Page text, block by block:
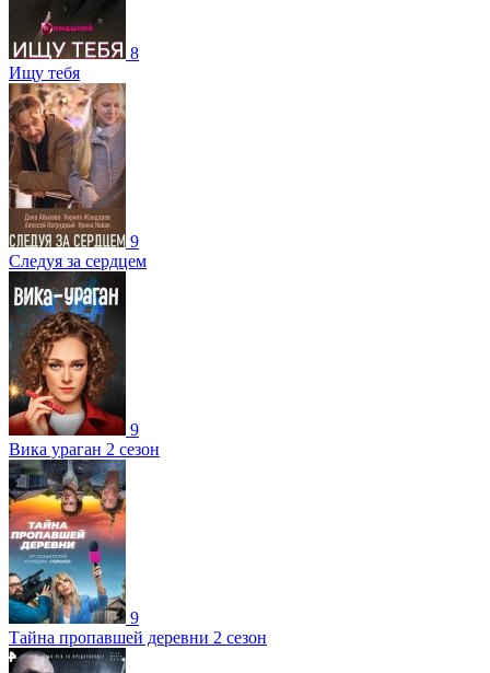
8
Ищу тебя
9
Следуя за сердцем
9
Вика ураган 2 сезон
9
Тайна пропавшей деревни 2 сезон